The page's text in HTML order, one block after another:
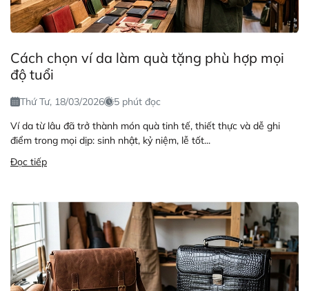
Cách chọn ví da làm quà tặng phù hợp mọi
độ tuổi
Thứ Tư, 18/03/2026
5 phút đọc
Ví da từ lâu đã trở thành món quà tinh tế, thiết thực và dễ ghi
điểm trong mọi dịp: sinh nhật, kỷ niệm, lễ tốt...
Đọc tiếp